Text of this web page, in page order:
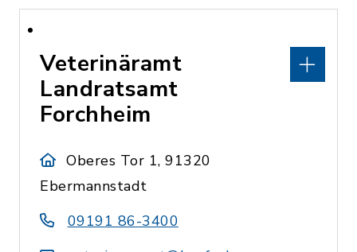
Veterinäramt
Landratsamt
Forchheim
Oberes Tor 1, 91320
Ebermannstadt
09191 86-3400